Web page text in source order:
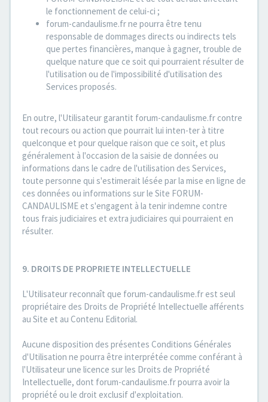
le fonctionnement de celui-ci ;
forum-candaulisme.fr ne pourra être tenu
responsable de dommages directs ou indirects tels
que pertes financières, manque à gagner, trouble de
quelque nature que ce soit qui pourraient résulter de
l'utilisation ou de l'impossibilité d'utilisation des
Services proposés.
En outre, l'Utilisateur garantit forum-candaulisme.fr contre
tout recours ou action que pourrait lui inten-ter à titre
quelconque et pour quelque raison que ce soit, et plus
généralement à l'occasion de la saisie de données ou
informations dans le cadre de l'utilisation des Services,
toute personne qui s'estimerait lésée par la mise en ligne de
ces données ou informations sur le Site FORUM-
CANDAULISME et s'engagent à la tenir indemne contre
tous frais judiciaires et extra judiciaires qui pourraient en
résulter.
9. DROITS DE PROPRIETE INTELLECTUELLE
L'Utilisateur reconnaît que forum-candaulisme.fr est seul
propriétaire des Droits de Propriété Intellectuelle afférents
au Site et au Contenu Editorial.
Aucune disposition des présentes Conditions Générales
d'Utilisation ne pourra être interprétée comme conférant à
l'Utilisateur une licence sur les Droits de Propriété
Intellectuelle, dont forum-candaulisme.fr pourra avoir la
propriété ou le droit exclusif d'exploitation.